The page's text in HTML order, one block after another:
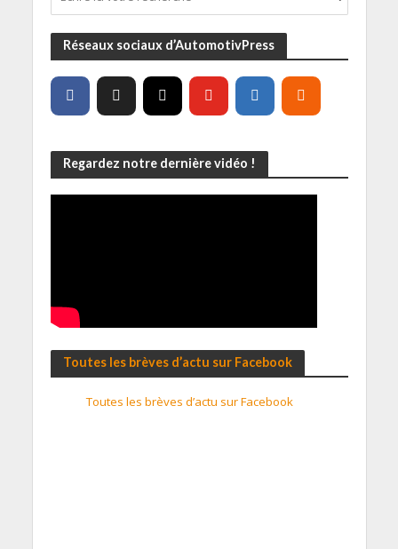
Réseaux sociaux d’AutomotivPress
Regardez notre dernière vidéo !
Toutes les brèves d’actu sur Facebook
Toutes les brèves d’actu sur Facebook